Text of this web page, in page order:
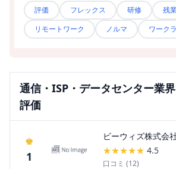
評価 フレックス 研修 残
リモートワーク
ノルマ ワーク
通信・ISP・データセンター業
評価
♚
1
ビーウィズ株式会
★★★★★ 4.5
口コミ (12)